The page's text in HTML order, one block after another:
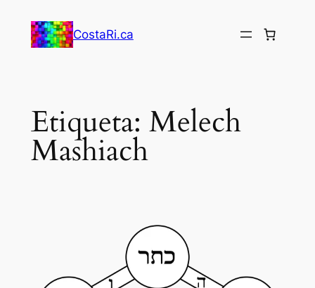
contenido
CostaRi.ca
Etiqueta: Melech
Mashiach